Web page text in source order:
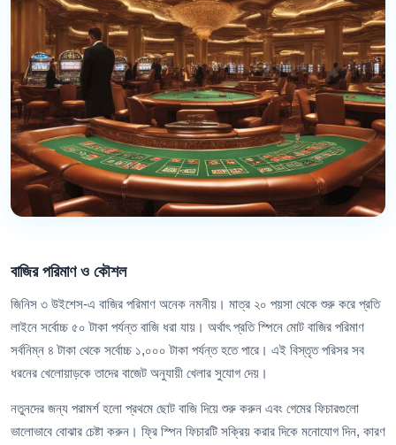
বাজির পরিমাণ ও কৌশল
জিনিস ৩ উইশেস-এ বাজির পরিমাণ অনেক নমনীয়। মাত্র ২০ পয়সা থেকে শুরু করে প্রতি
লাইনে সর্বোচ্চ ৫০ টাকা পর্যন্ত বাজি ধরা যায়। অর্থাৎ প্রতি স্পিনে মোট বাজির পরিমাণ
সর্বনিম্ন ৪ টাকা থেকে সর্বোচ্চ ১,০০০ টাকা পর্যন্ত হতে পারে। এই বিস্তৃত পরিসর সব
ধরনের খেলোয়াড়কে তাদের বাজেট অনুযায়ী খেলার সুযোগ দেয়।
নতুনদের জন্য পরামর্শ হলো প্রথমে ছোট বাজি দিয়ে শুরু করুন এবং গেমের ফিচারগুলো
ভালোভাবে বোঝার চেষ্টা করুন। ফ্রি স্পিন ফিচারটি সক্রিয় করার দিকে মনোযোগ দিন, কারণ